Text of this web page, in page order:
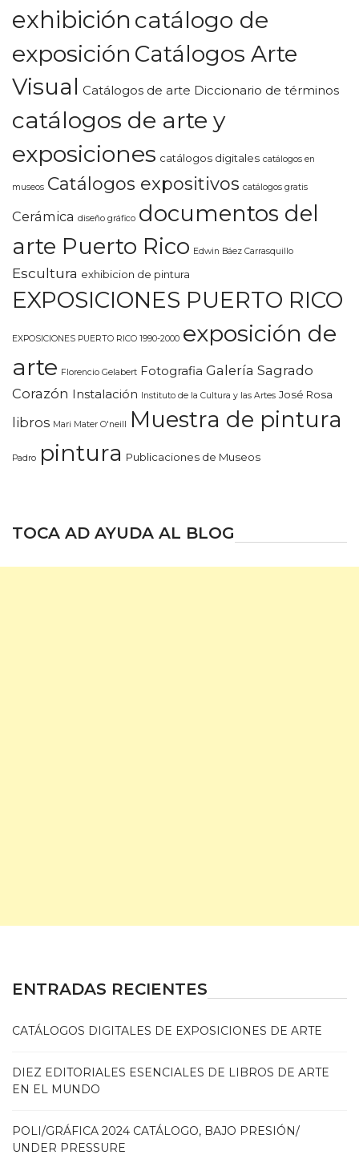
exhibición catálogo de
exposición Catálogos Arte
Visual Catálogos de arte Diccionario de términos
catálogos de arte y
exposiciones catálogos digitales catálogos en
museos Catálogos expositivos catálogos gratis
Cerámica diseño gráfico documentos del
arte Puerto Rico Edwin Báez Carrasquillo
Escultura exhibicion de pintura
EXPOSICIONES PUERTO RICO
EXPOSICIONES PUERTO RICO 1990-2000 exposición de
arte Florencio Gelabert Fotografia Galería Sagrado
Corazón Instalación Instituto de la Cultura y las Artes José Rosa
libros Mari Mater O'neill Muestra de pintura
Padro pintura Publicaciones de Museos
TOCA AD AYUDA AL BLOG
ENTRADAS RECIENTES
CATÁLOGOS DIGITALES DE EXPOSICIONES DE ARTE
DIEZ EDITORIALES ESENCIALES DE LIBROS DE ARTE
EN EL MUNDO
POLI/GRÁFICA 2024 CATÁLOGO, BAJO PRESIÓN/
UNDER PRESSURE